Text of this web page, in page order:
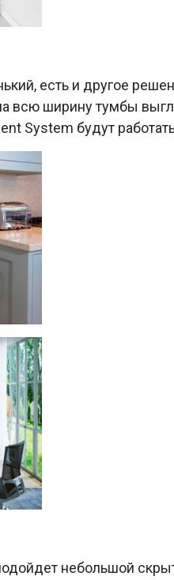
есть и другое
всю ширину тумбы
System будут
небольшой